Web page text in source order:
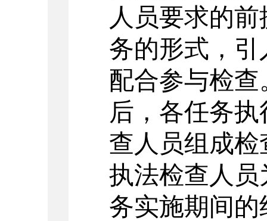
人员要求的
务的形式，
配合参与检
后，各任务
查人员组成
执法检查人
务实施期间